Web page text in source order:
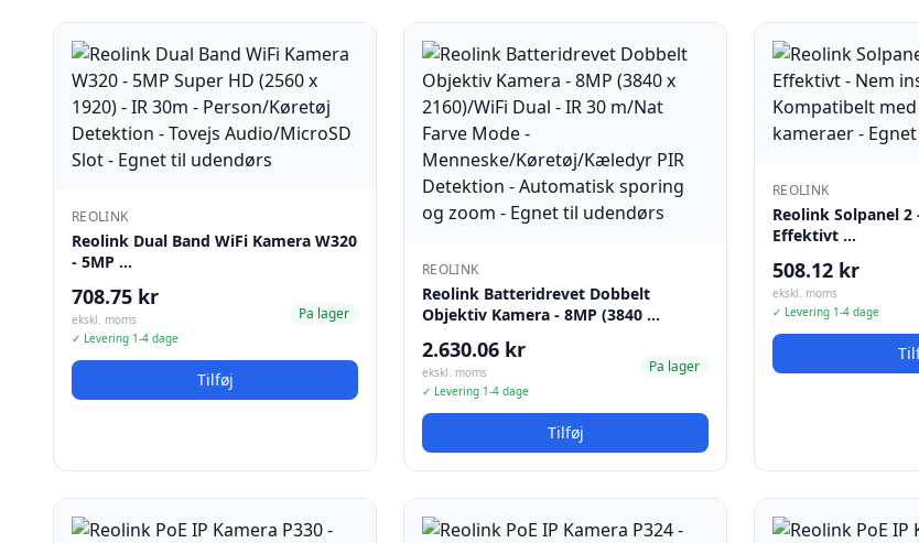
REOLINK
Reolink Dual Band WiFi Kamera W320
- 5MP …
708.75 kr
ekskl. moms
✓ Levering 1-4 dage
Pa lager
Tilføj
REOLINK
Reolink Batteridrevet Dobbelt
Objektiv Kamera - 8MP (3840 …
2.630.06 kr
ekskl. moms
✓ Levering 1-4 dage
Pa lager
Tilføj
REOLINK
Reolink Solpanel 2
Effektivt …
508.12 kr
ekskl. moms
✓ Levering 1-4 dage